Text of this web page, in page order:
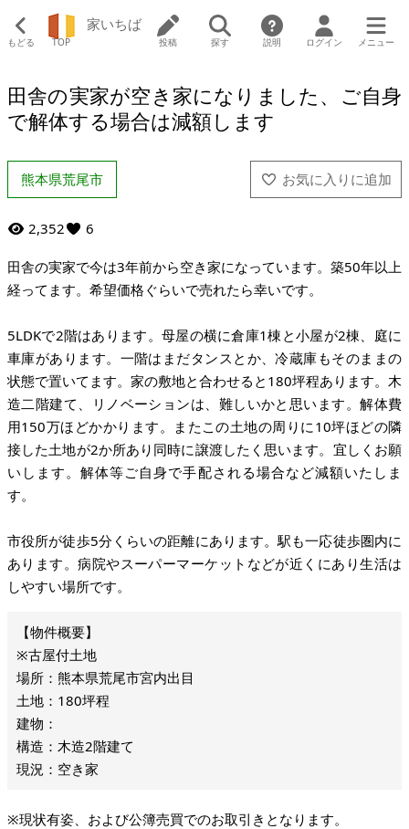
もどる TOP
家いちば
投稿 探す 説明 ログイン メニュー
田舎の実家が空き家になりました、ご自身
で解体する場合は減額します
熊本県荒尾市
2,352 6
田舎の実家で今は3年前から空き家になっています。築50年以上
経ってます。希望価格ぐらいで売れたら幸いです。
5LDKで2階はあります。母屋の横に倉庫1棟と小屋が2棟、庭に
車庫があります。一階はまだタンスとか、冷蔵庫もそのままの
状態で置いてます。家の敷地と合わせると180坪程あります。木
造二階建て、リノベーションは、難しいかと思います。解体費
用150万ほどかかります。またこの土地の周りに10坪ほどの隣
接した土地が2か所あり同時に譲渡したく思います。宜しくお願
いします。解体等ご自身で手配される場合など減額いたしま
す。
市役所が徒歩5分くらいの距離にあります。駅も一応徒歩圏内に
あります。病院やスーパーマーケットなどが近くにあり生活は
しやすい場所です。
※古屋付土地
場所：熊本県荒尾市宮内出目
土地：180坪程
建物：
構造：木造2階建て
現況：空き家
※現状有姿、および公簿売買でのお取引きとなります。